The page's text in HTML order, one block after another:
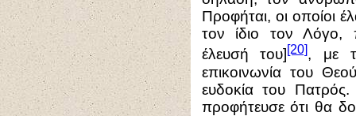
Προφήται, οι οποίοι
τον ίδιο τον Λόγο,
έλευσή του] [20], με
επικοινωνία του
ευδοκία του
προφήτευσε ότι θα